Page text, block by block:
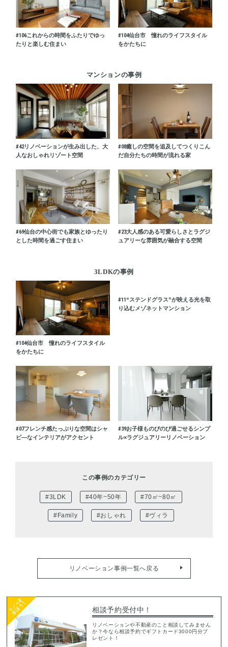
#106これからの時間をふたりでゆっ
たりと楽しむ住まい
#104仙台市 憧れのライフスタイル
をかたちに
マンションの事例
#42リノベーションが生み出した、大
人なおしゃれリゾート空間
#08癒しの空間を追及してつくりこん
だ自分たちの時間が流れる家
#69仙台の中心街でも家族とゆったり
とした時間を過ごす住まい
#23大人感のある可愛らしさとラグジ
ュアリーな雰囲気が融合する空間
3LDKの事例
#104仙台市 憧れのライフスタイル
をかたちに
#11“ステンドグラス”が映える光を取
り込むメゾネットマンション
#07フレンチ感たっぷりな空間はシャ
ビ―なインテリアがアクセント
#39お子様ものびのび過ごせるシンプ
ル×ラグジュアリーリノベーション
この事例のカテゴリー
#3LDK #40年~50年 #70㎡~80㎡
#Family #おしゃれ #ヴィラ
リノベーション事例一覧へ戻る
相談予約受付中！
リノベーションや不動産のこと相談してみません
か？今なら相談予約でギフトカード3000円分プ
レゼント！